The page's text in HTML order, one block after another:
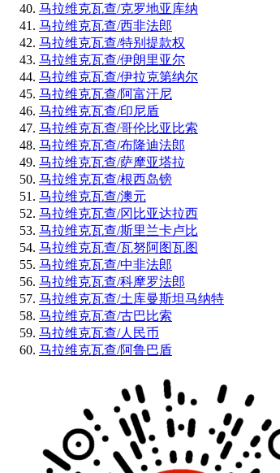
马拉维克瓦查/克罗地亚库纳
马拉维克瓦查/西非法郎
马拉维克瓦查/特别提款权
马拉维克瓦查/伊朗里亚尔
马拉维克瓦查/伊拉克第纳尔
马拉维克瓦查/阿富汗尼
马拉维克瓦查/印尼盾
马拉维克瓦查/哥伦比亚比索
马拉维克瓦查/布隆迪法郎
马拉维克瓦查/萨摩亚塔拉
马拉维克瓦查/根西岛镑
马拉维克瓦查/澳元
马拉维克瓦查/冈比亚达拉西
马拉维克瓦查/斯里兰卡卢比
马拉维克瓦查/瓦努阿图瓦图
马拉维克瓦查/中非法郎
马拉维克瓦查/科摩罗法郎
马拉维克瓦查/土库曼斯坦马纳特
马拉维克瓦查/古巴比索
马拉维克瓦查/人民币
马拉维克瓦查/阿鲁巴盾